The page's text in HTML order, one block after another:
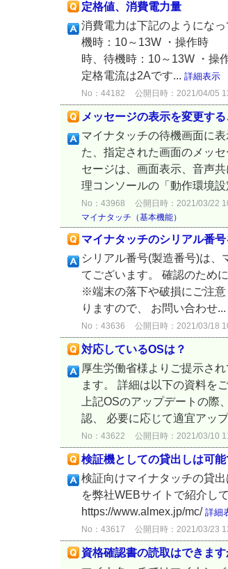
定格値、消費電力量
消費電力は下記のようにな
機時：10～13W ・操作
時、待機時：10～13W
定格電流は2Aです... 詳細表示
No：44182 公開日時：2021/04/05
メッセージの表示を変更す
マイナタッチの待機画面に
た、指定された画面のメッ
セージは、画面表示、音声
理コンソールの「動作環境
No：43968 公開日時：2021/03/22
マイナタッチ（基本機能）
マイナタッチのシリアル番
シリアル番号(製造番号)は、
てございます。 確認のため
※端末の落下や破損にご注
りますので、 お問い合わせ...
No：43636 公開日時：2021/03/18
対応しているOSは？
厚生労働省様よりご提示さ
ます。 詳細は以下の資料を
上記OSのアップデートの
認、 必要に応じて適宜アッ
No：43622 公開日時：2021/03/10
検証機としての貸出しは可
検証向けマイナタッチの貸
を弊社WEBサイトで紹介し
https://www.almex.jp/mc/ 詳細
No：43617 公開日時：2021/03/23
資格確認書の読取はできます